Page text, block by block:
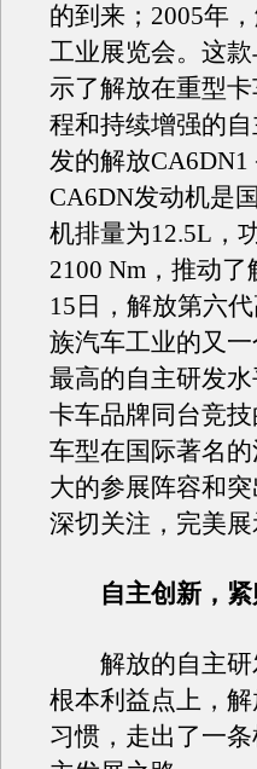
的到来；2005年
工业展览会。这
示了解放在重型
程和持续增强的
发的解放
CA6DN发动机是
机排量为12.5L，
2100 Nm，推动
15日，解放第六
族汽车工业的又
最高的自主研发
卡车品牌同台竞
车型在国际著名
大的参展阵容和
深切关注，完美
自主创新，
解放的自主研
根本利益点上，
习惯，走出了一